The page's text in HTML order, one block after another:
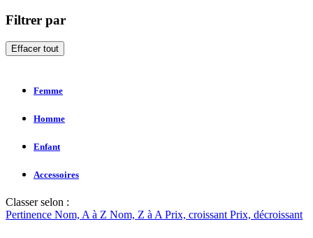
Filtrer par
Effacer tout
Femme
Homme
Enfant
Accessoires
Classer selon :
Pertinence Nom, A à Z Nom, Z à APrix, croissantPrix, décroissant